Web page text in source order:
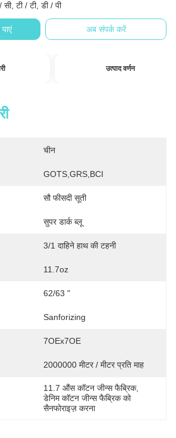
सी, टी / टी, डी / पी
अब संपर्क करें
उत्पाद वर्णन
चीन
GOTS,GRS,BCI
सौ फीसदी सूती
सुपर डार्क ब्लू
3/1 दाहिने हाथ की टहनी
11.7oz
62/63 "
Sanforizing
7OEx7OE
2000000 मीटर / मीटर प्रति माह
11.7 औंस कॉटन जीन्स फैब्रिक,
डेनिम कॉटन जीन्स फैब्रिक को
सैनफोराइज़ करना